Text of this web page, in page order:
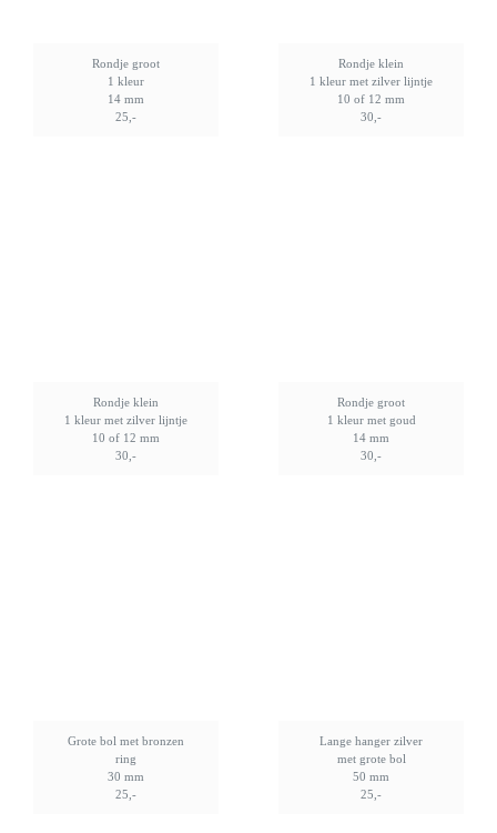
Rondje groot
1 kleur
14 mm
25,-
Rondje klein
1 kleur met zilver lijntje
10 of 12 mm
30,-
Rondje klein
1 kleur met zilver lijntje
10 of 12 mm
30,-
Rondje groot
1 kleur met goud
14 mm
30,-
Grote bol met bronzen
ring
30 mm
25,-
Lange hanger zilver
met grote bol
50 mm
25,-